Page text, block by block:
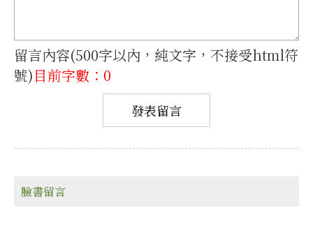
留言內容(500字以內，純文字，不接受html符
號)目前字數：0
臉書留言